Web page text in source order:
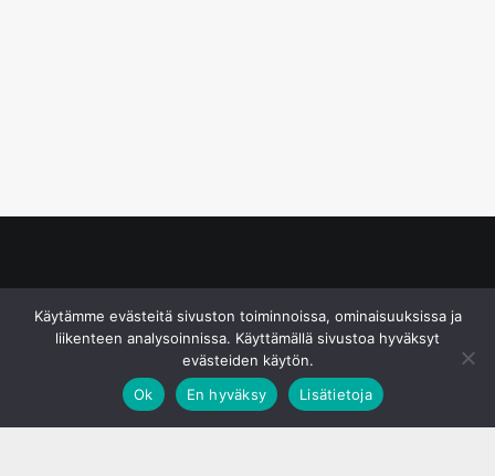
Käytämme evästeitä sivuston toiminnoissa, ominaisuuksissa ja
liikenteen analysoinnissa. Käyttämällä sivustoa hyväksyt
evästeiden käytön.
Ok
En hyväksy Lisätietoja